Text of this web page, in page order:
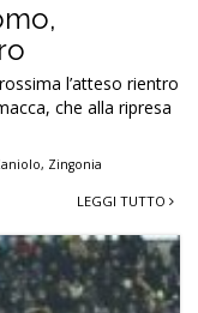
l’atteso rientro
che alla ripresa
, Zingonia
LEGGI TUTTO